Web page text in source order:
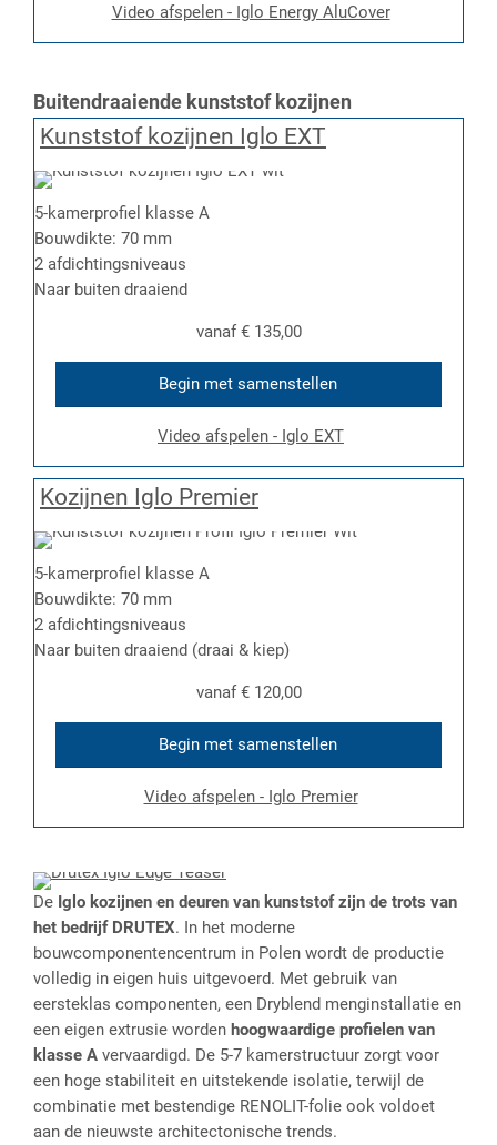
Video afspelen - Iglo Energy AluCover
Buitendraaiende kunststof kozijnen
Kunststof kozijnen Iglo EXT
5-kamerprofiel klasse A
Bouwdikte: 70 mm
2 afdichtingsniveaus
Naar buiten draaiend
vanaf€ 135,00
Begin met samenstellen
Video afspelen - Iglo EXT
Kozijnen Iglo Premier
5-kamerprofiel klasse A
Bouwdikte: 70 mm
2 afdichtingsniveaus
Naar buiten draaiend (draai & kiep)
vanaf€ 120,00
Begin met samenstellen
Video afspelen - Iglo Premier
De Iglo kozijnen en deuren van kunststof zijn de trots van
het bedrijf DRUTEX. In het moderne
bouwcomponentencentrum in Polen wordt de productie
volledig in eigen huis uitgevoerd. Met gebruik van
eersteklas componenten, een Dryblend menginstallatie en
een eigen extrusie worden hoogwaardige profielen van
klasse A vervaardigd. De 5-7 kamerstructuur zorgt voor
een hoge stabiliteit en uitstekende isolatie, terwijl de
combinatie met bestendige RENOLIT-folie ook voldoet
aan de nieuwste architectonische trends.